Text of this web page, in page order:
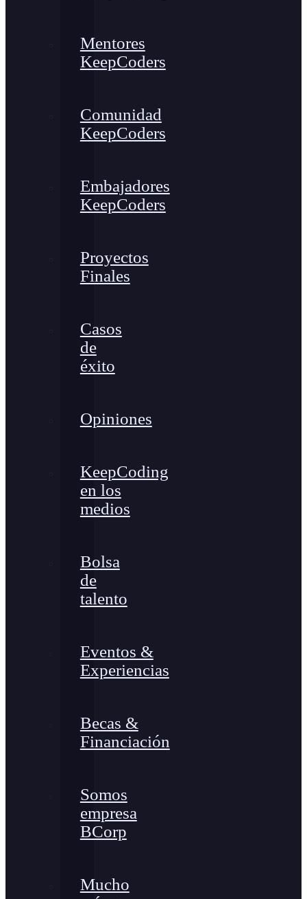
Mentores
KeepCoders
Comunidad
KeepCoders
Embajadores
KeepCoders
Proyectos
Finales
Casos
de
éxito
Opiniones
KeepCoding
en los
medios
Bolsa
de
talento
Eventos &
Experiencias
Becas &
Financiación
Somos
empresa
BCorp
Mucho